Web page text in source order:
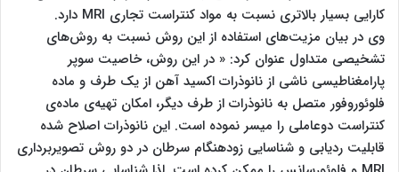
کارایی بسیار بالاتری نسبت به مواد کنتراست تجاری MRI دارد.
وی در بیان مزیت‌های استفاده از این روش نسبت به روش‌های
تشخیصی متداول عنوان کرد: « در این روش، خاصیت سوپر
پارامغناطیسی ناشی از نانوذرات اکسید آهن از یک طرف و ماده
فلوئوروفور متصل به نانوذرات از طرف دیگر، امکان تهیه‌ی ماده‌ی
کنتراست دوعاملی را میسر نموده است. این نانوذرات اصلاح شده
قابلیت ردیابی و شناسایی زودهنگام سرطان در دو روش تصویربرداری